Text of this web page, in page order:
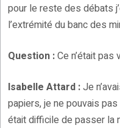
pour le reste des débats
l’extrémité du banc des
Question :Ce n’était
Isabelle Attard :Je
papiers, je ne pouvais
était difficile de passer la